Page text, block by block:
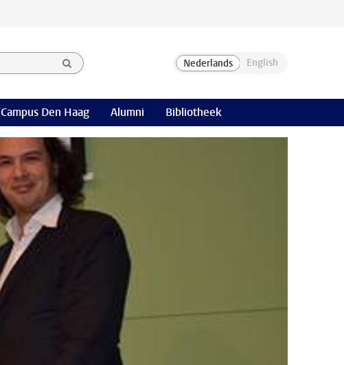
Campus Den Haag Alumni Bibliotheek